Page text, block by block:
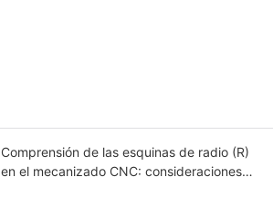
Comprensión de las esquinas de radio (R)
en el mecanizado CNC: consideraciones